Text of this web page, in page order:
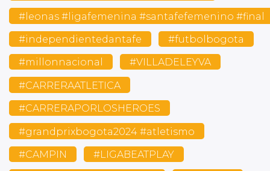
#leonas #ligafemenina #santafefemenino #final
#independientedantafe #futbolbogota
#millonnacional #VILLADELEYVA
#CARRERAATLETICA
#CARRERAPORLOSHEROES
#grandprixbogota2024 #atletismo
#CAMPIN #LIGABEATPLAY